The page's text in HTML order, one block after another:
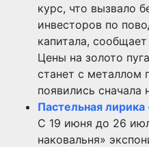
курс, что вызвало
инвесторов по
капитала,
Цены на золото
станет с металлом
появились
Пастельная
С 19 июня до 26
наковальня»